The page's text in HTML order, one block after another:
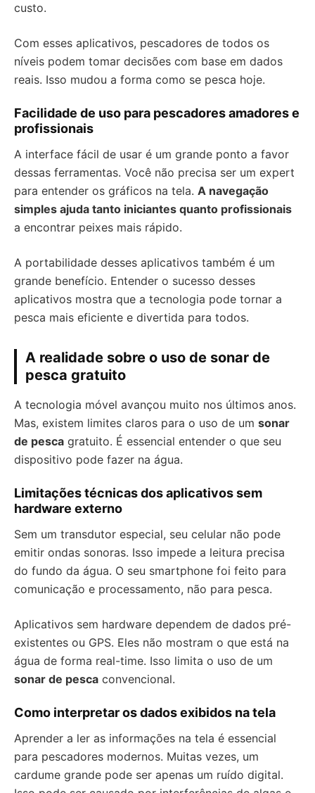
custo.
Com esses aplicativos, pescadores de todos os
níveis podem tomar decisões com base em dados
reais. Isso mudou a forma como se pesca hoje.
Facilidade de uso para pescadores amadores e
profissionais
A interface fácil de usar é um grande ponto a favor
dessas ferramentas. Você não precisa ser um expert
para entender os gráficos na tela. A navegação
simples ajuda tanto iniciantes quanto profissionais
a encontrar peixes mais rápido.
A portabilidade desses aplicativos também é um
grande benefício. Entender o sucesso desses
aplicativos mostra que a tecnologia pode tornar a
pesca mais eficiente e divertida para todos.
A realidade sobre o uso de sonar de
pesca gratuito
A tecnologia móvel avançou muito nos últimos anos.
Mas, existem limites claros para o uso de um sonar
de pesca gratuito. É essencial entender o que seu
dispositivo pode fazer na água.
Limitações técnicas dos aplicativos sem
hardware externo
Sem um transdutor especial, seu celular não pode
emitir ondas sonoras. Isso impede a leitura precisa
do fundo da água. O seu smartphone foi feito para
comunicação e processamento, não para pesca.
Aplicativos sem hardware dependem de dados pré-
existentes ou GPS. Eles não mostram o que está na
água de forma real-time. Isso limita o uso de um
sonar de pesca convencional.
Como interpretar os dados exibidos na tela
Aprender a ler as informações na tela é essencial
para pescadores modernos. Muitas vezes, um
cardume grande pode ser apenas um ruído digital.